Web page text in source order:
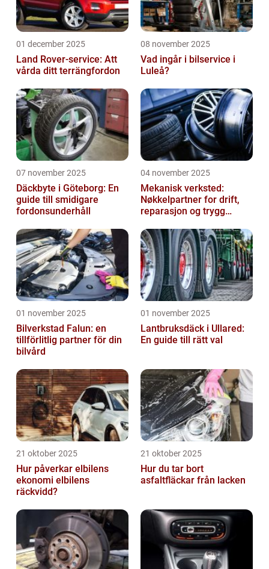
01 december 2025
Land Rover-service: Att
vårda ditt terrängfordon
08 november 2025
Vad ingår i bilservice i
Luleå?
07 november 2025
Däckbyte i Göteborg: En
guide till smidigare
fordonsunderhåll
04 november 2025
Mekanisk verksted:
Nøkkelpartner for drift,
reparasjon og trygg
01 november 2025
Bilverkstad Falun: en
tillförlitlig partner för din
bilvård
01 november 2025
Lantbruksdäck i Ullared:
En guide till rätt val
21 oktober 2025
Hur påverkar elbilens
ekonomi elbilens
räckvidd?
21 oktober 2025
Hur du tar bort
asfaltfläckar från lacken